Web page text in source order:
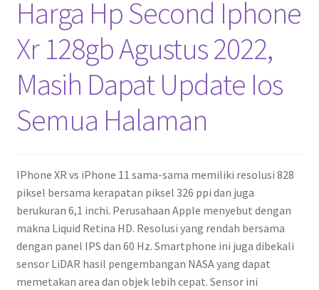
Harga Hp Second Iphone
Xr 128gb Agustus 2022,
Masih Dapat Update Ios
Semua Halaman
IPhone XR vs iPhone 11 sama-sama memiliki resolusi 828
piksel bersama kerapatan piksel 326 ppi dan juga
berukuran 6,1 inchi. Perusahaan Apple menyebut dengan
makna Liquid Retina HD. Resolusi yang rendah bersama
dengan panel IPS dan 60 Hz. Smartphone ini juga dibekali
sensor LiDAR hasil pengembangan NASA yang dapat
memetakan area dan objek lebih cepat. Sensor ini